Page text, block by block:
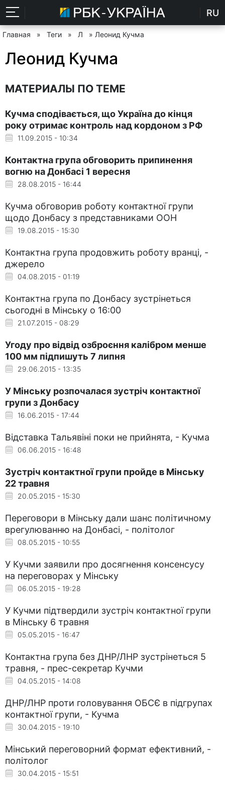
RU
Главная » Теги » Л » Леонид Кучма
Леонид Кучма
МАТЕРИАЛЫ ПО ТЕМЕ
Кучма сподівається, що Україна до кінця
року отримає контроль над кордоном з РФ
11.09.2015 - 10:34
Контактна група обговорить припинення
вогню на Донбасі 1 вересня
28.08.2015 - 16:44
Кучма обговорив роботу контактної групи
щодо Донбасу з представниками ООН
19.08.2015 - 15:30
Контактна група продовжить роботу вранці, -
джерело
04.08.2015 - 01:19
Контактна група по Донбасу зустрінеться
сьогодні в Мінську о 16:00
21.07.2015 - 08:29
Угоду про відвід озброєння калібром менше
100 мм підпишуть 7 липня
29.06.2015 - 13:35
У Мінську розпочалася зустріч контактної
групи з Донбасу
16.06.2015 - 17:44
Відставка Тальявіні поки не прийнята, - Кучма
06.06.2015 - 16:48
Зустріч контактної групи пройде в Мінську
22 травня
20.05.2015 - 15:30
Переговори в Мінську дали шанс політичному
врегулюванню на Донбасі, - політолог
08.05.2015 - 10:55
У Кучми заявили про досягнення консенсусу
на переговорах у Мінську
06.05.2015 - 19:28
У Кучми підтвердили зустріч контактної групи
в Мінську 6 травня
05.05.2015 - 16:47
Контактна група без ДНР/ЛНР зустрінеться 5
травня, - прес-секретар Кучми
04.05.2015 - 14:08
ДНР/ЛНР проти головування ОБСЄ в підгрупах
контактної групи, - Кучма
30.04.2015 - 19:10
Мінський переговорний формат ефективний, -
політолог
30.04.2015 - 15:51